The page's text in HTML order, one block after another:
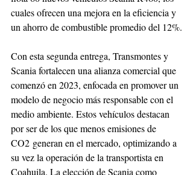
cuales ofrecen una mejora en la eficiencia y
un ahorro de combustible promedio del 12%.
Con esta segunda entrega, Transmontes y
Scania fortalecen una alianza comercial que
comenzó en 2023, enfocada en promover un
modelo de negocio más responsable con el
medio ambiente. Estos vehículos destacan
por ser de los que menos emisiones de
CO2 generan en el mercado, optimizando a
su vez la operación de la transportista en
Coahuila. La elección de Scania como